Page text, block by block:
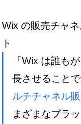
Wix の販売チャ
ト
「Wix は誰もが
長させること
ルチチャネル
まざまなプラ